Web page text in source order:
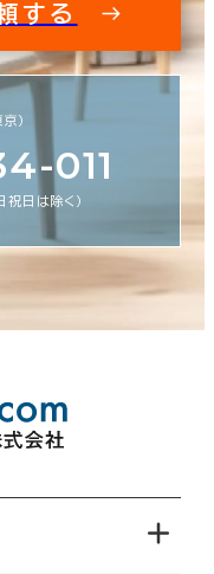
する
）
011
日は除く）